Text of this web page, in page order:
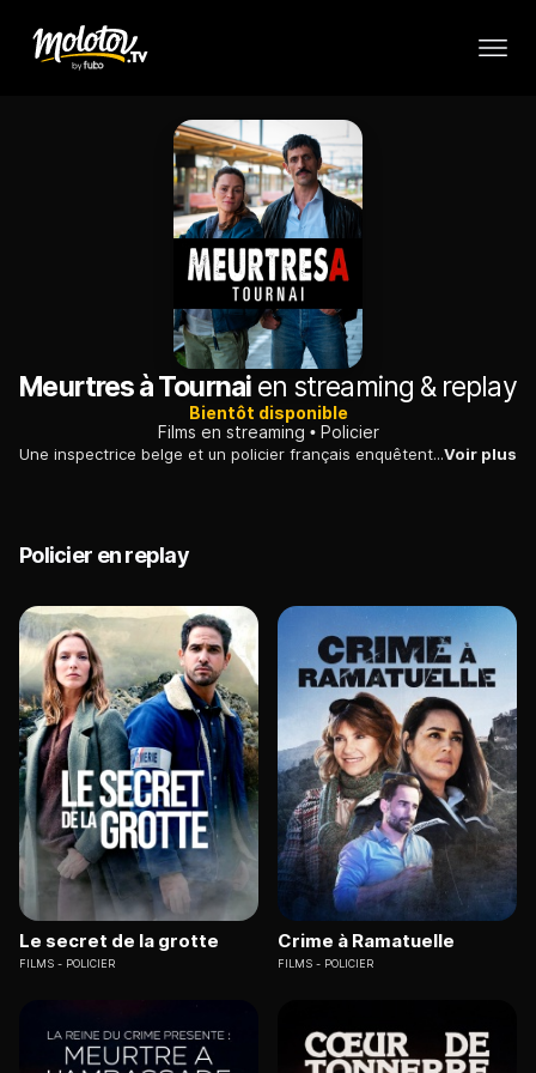
Meurtres à Tournaien streaming & replay
Bientôt disponible
Films en streaming
Policier
Une inspectrice belge et un policier français enquêtent à Tournai, dans le milieu des bateliers, après la découverte d'un bras tatoué d'une abeille, sous le Pont des Trous.Voir plus
Policier en replay
Le secret de la grotte
FILMS POLICIER
Crime à Ramatuelle
FILMS POLICIER